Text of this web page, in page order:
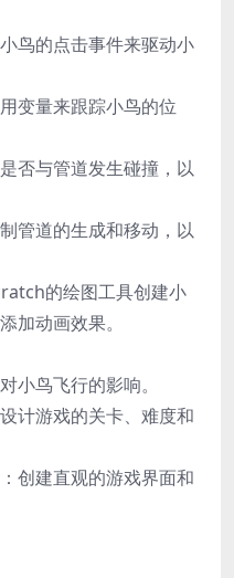
鸟的点击事件来驱动小
变量来跟踪小鸟的位
否与管道发生碰撞，以
管道的生成和移动，以
的绘图工具创建小
加动画效果。
小鸟飞行的影响。
计游戏的关卡、难度和
创建直观的游戏界面和